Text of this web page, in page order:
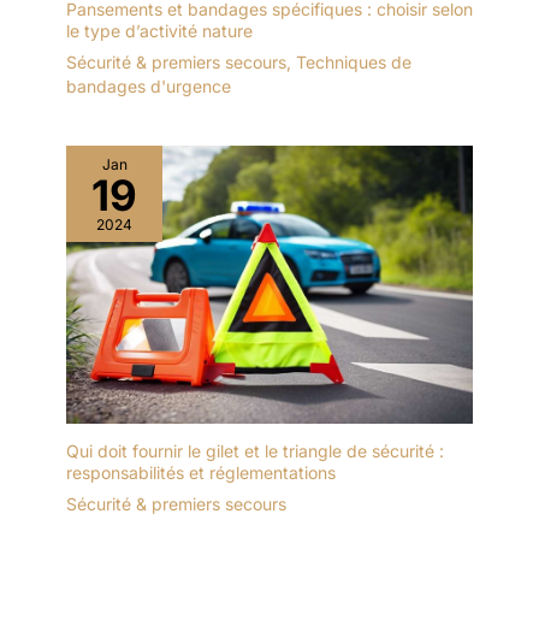
Pansements et bandages spécifiques : choisir selon
le type d’activité nature
Sécurité & premiers secours, Techniques de
bandages d'urgence
Jan
19
2024
Qui doit fournir le gilet et le triangle de sécurité :
responsabilités et réglementations
Sécurité & premiers secours